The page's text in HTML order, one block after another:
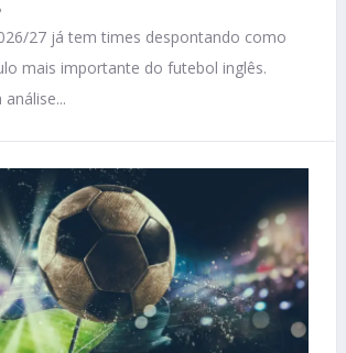
27 já tem times despontando como
mais importante do futebol inglês.